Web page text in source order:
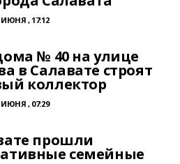
ИЮНЯ , 17:12
№ 40 на улице
в Салавате строят
коллектор
ИЮНЯ , 07:29
прошли
семейные